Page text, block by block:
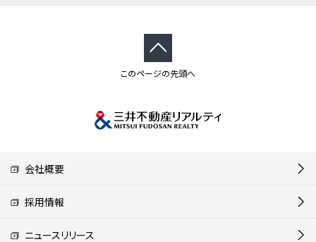
このページの先頭へ
会社概要
採用情報
ニュースリリース